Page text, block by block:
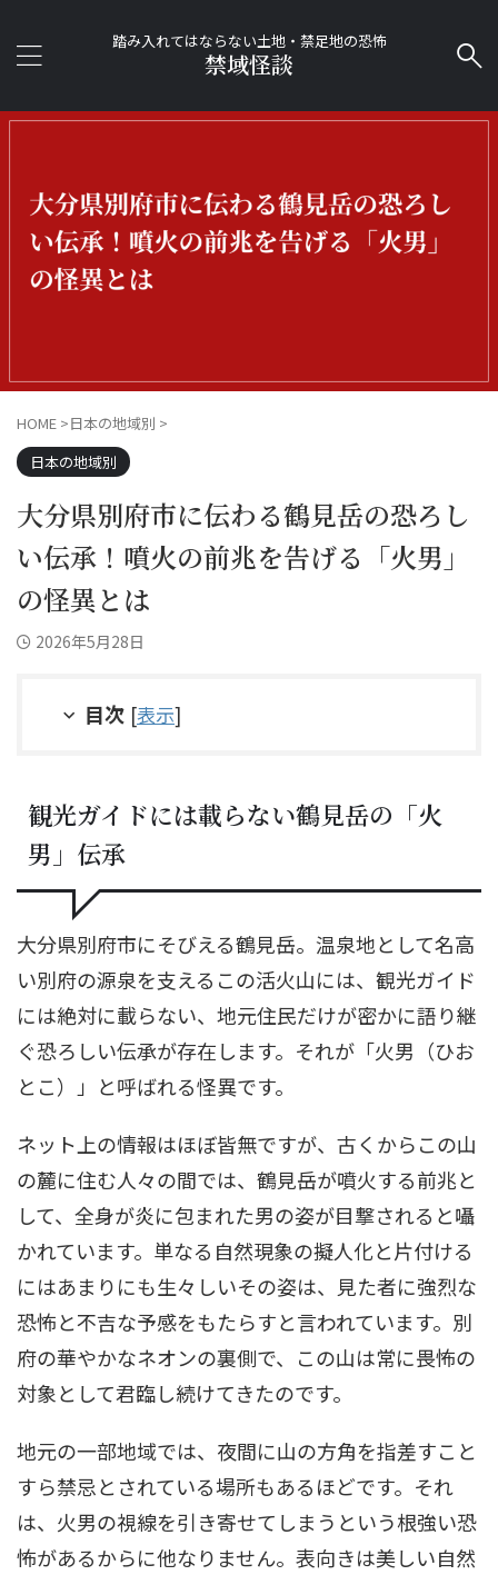
踏み入れてはならない土地・禁足地の恐怖
禁域怪談
HOME >日本の地域別 >
日本の地域別
大分県別府市に伝わる鶴見岳の恐ろし
い伝承！噴火の前兆を告げる「火男」
の怪異とは
2026年5月28日
目次 [表示]
観光ガイドには載らない鶴見岳の「火
男」伝承
大分県別府市にそびえる鶴見岳。温泉地として名高
い別府の源泉を支えるこの活火山には、観光ガイド
には絶対に載らない、地元住民だけが密かに語り継
ぐ恐ろしい伝承が存在します。それが「火男（ひお
とこ）」と呼ばれる怪異です。
ネット上の情報はほぼ皆無ですが、古くからこの山
の麓に住む人々の間では、鶴見岳が噴火する前兆と
して、全身が炎に包まれた男の姿が目撃されると囁
かれています。単なる自然現象の擬人化と片付ける
にはあまりにも生々しいその姿は、見た者に強烈な
恐怖と不吉な予感をもたらすと言われています。別
府の華やかなネオンの裏側で、この山は常に畏怖の
対象として君臨し続けてきたのです。
地元の一部地域では、夜間に山の方角を指差すこと
すら禁忌とされている場所もあるほどです。それ
は、火男の視線を引き寄せてしまうという根強い恐
怖があるからに他なりません。表向きは美しい自然